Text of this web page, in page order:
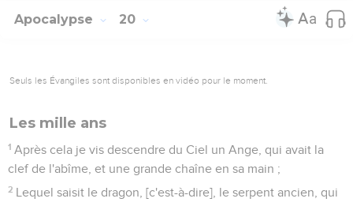
Apocalypse 20
Seuls les Évangiles sont disponibles en vidéo pour le moment.
Les mille ans
1 Après cela je vis descendre du Ciel un Ange, qui avait la
clef de l'abîme, et une grande chaîne en sa main ;
2 Lequel saisit le dragon, [c'est-à-dire], le serpent ancien, qui